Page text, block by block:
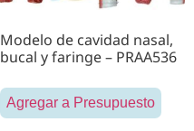
Modelo de cavidad nasal,
bucal y faringe – PRAA536
Agregar a Presupuesto